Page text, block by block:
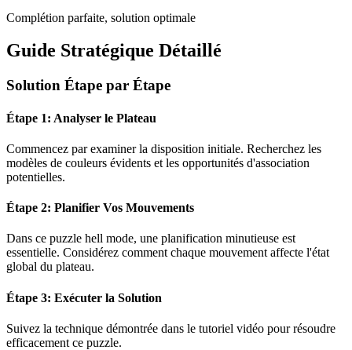
Complétion parfaite, solution optimale
Guide Stratégique Détaillé
Solution Étape par Étape
Étape 1: Analyser le Plateau
Commencez par examiner la disposition initiale. Recherchez les
modèles de couleurs évidents et les opportunités d'association
potentielles.
Étape 2: Planifier Vos Mouvements
Dans ce puzzle hell mode, une planification minutieuse est
essentielle. Considérez comment chaque mouvement affecte l'état
global du plateau.
Étape 3: Exécuter la Solution
Suivez la technique démontrée dans le tutoriel vidéo pour résoudre
efficacement ce puzzle.